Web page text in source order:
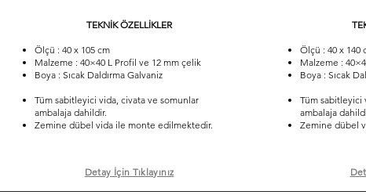
TEKNİK ÖZELLİKLER
Ölçü : 40 x 105 cm
Malzeme : 40×40 L Profil ve 12 mm çelik
Boya : Sıcak Daldırma Galvaniz
Tüm sabitleyici vida, civata ve somunlar
ambalaja dahildir.
Zemine dübel vida ile monte edilmektedir.
Detay İçin Tıklayınız
Ölçü : 40 x 140
Malzeme :
Boya : Sıcak
Tüm sabitleyici
ambalaja
Zemine dübel